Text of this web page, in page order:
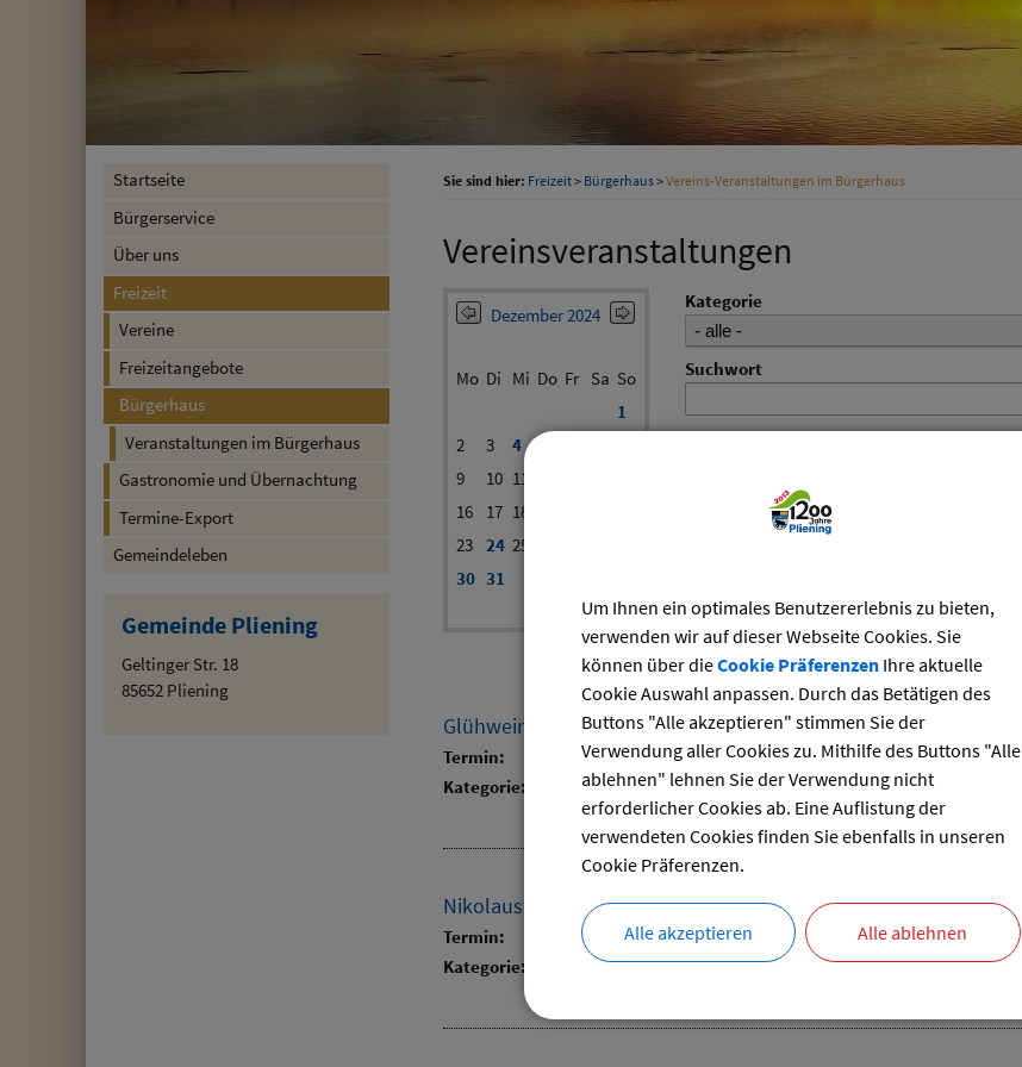
Startseite
Bürgerservice
Über uns
Freizeit
Vereine
Freizeitangebote
Bürgerhaus
Veranstaltungen im Bürgerhaus
Gastronomie und Übernachtung
Termine-Export
Gemeindeleben
Gemeinde Pliening
Geltinger Str. 18
85652 Pliening
Sie sind hier: Freizeit> Bürgerhaus>Vereins-Veranstaltungen im Bürgerhaus
Vereinsveranstaltungen
Dezember 2024
Mo Di Mi Do Fr Sa So
1
2
3 4
9
10 11
16
17 18
23 24 25
30 31
Kategorie
Suchwort
Datum
Glühweinstandl FFW Gelting
Termin: 06.12.2024 18:00 Uhr–08.12.2024 22:00 Uhr
Kategorie:
Vereine
Nikolausfeier Trachtenverein Kinder
Termin:
07.12.2024
Kategorie:
Familien
Um Ihnen ein optimales Benutzererlebnis zu bieten,
verwenden wir auf dieser Webseite Cookies. Sie
können über dieCookie PräferenzenIhre aktuelle
Cookie Auswahl anpassen. Durch das Betätigen des
Buttons "Alle akzeptieren" stimmen Sie der
Verwendung aller Cookies zu. Mithilfe des Buttons "Alle
ablehnen" lehnen Sie der Verwendung nicht
erforderlicher Cookies ab. Eine Auflistung der
verwendeten Cookies finden Sie ebenfalls in unseren
Cookie Präferenzen.
Alle akzeptieren Alle ablehnen